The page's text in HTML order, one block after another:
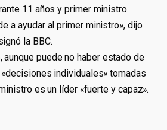
11 años y primer ministro
a ayudar al primer ministro», dijo
la BBC.
aunque puede no haber estado de
individuales» tomadas
es un líder «fuerte y capaz».